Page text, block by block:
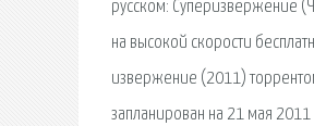
русском: Суперизвержение
на высокой скорости
извержение (2011)
запланирован на 21 мая 2011